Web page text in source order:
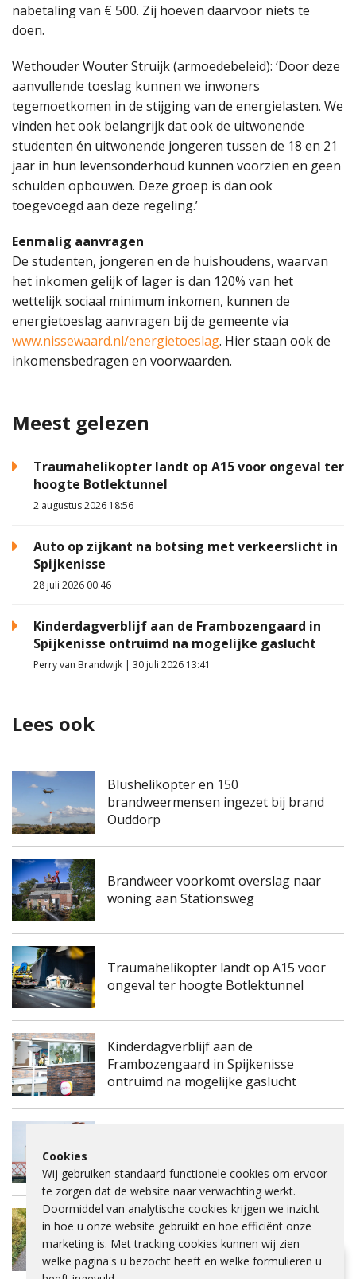
nabetaling van € 500. Zij hoeven daarvoor niets te
doen.
Wethouder Wouter Struijk (armoedebeleid): ‘Door deze
aanvullende toeslag kunnen we inwoners
tegemoetkomen in de stijging van de energielasten. We
vinden het ook belangrijk dat ook de uitwonende
studenten én uitwonende jongeren tussen de 18 en 21
jaar in hun levensonderhoud kunnen voorzien en geen
schulden opbouwen. Deze groep is dan ook
toegevoegd aan deze regeling.’
Eenmalig aanvragen
De studenten, jongeren en de huishoudens, waarvan
het inkomen gelijk of lager is dan 120% van het
wettelijk sociaal minimum inkomen, kunnen de
energietoeslag aanvragen bij de gemeente via
www.nissewaard.nl/energietoeslag. Hier staan ook de
inkomensbedragen en voorwaarden.
Meest gelezen
Traumahelikopter landt op A15 voor ongeval ter
hoogte Botlektunnel
2 augustus 2026 18:56
Auto op zijkant na botsing met verkeerslicht in
Spijkenisse
28 juli 2026 00:46
Kinderdagverblijf aan de Frambozengaard in
Spijkenisse ontruimd na mogelijke gaslucht
Perry van Brandwijk | 30 juli 2026 13:41
Lees ook
Blushelikopter en 150
brandweermensen ingezet bij brand
Ouddorp
Brandweer voorkomt overslag naar
woning aan Stationsweg
Traumahelikopter landt op A15 voor
ongeval ter hoogte Botlektunnel
Kinderdagverblijf aan de
Frambozengaard in Spijkenisse
ontruimd na mogelijke gaslucht
Fietspad Lange Schenkeldijk afgesloten
vanwege verzakking asfalt en ernstige
scheuren
Cookies
Wij gebruiken standaard functionele cookies om ervoor
te zorgen dat de website naar verwachting werkt.
Doormiddel van analytische cookies krijgen we inzicht
in hoe u onze website gebruikt en hoe efficiënt onze
marketing is. Met tracking cookies kunnen wij zien
welke pagina's u bezocht heeft en welke formulieren u
Hulp bij lezen?